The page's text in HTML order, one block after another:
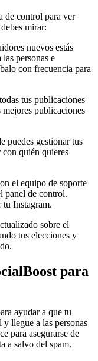
de control para ver
mirar:
nuevos estás
personas e
con frecuencia para
tus publicaciones
publicaciones
puedes gestionar tus
con quién quieres
el equipo de soporte
panel de control.
tu Instagram.
sobre el
tus elecciones y
para
ayudar a que tu
y llegue a las personas
para asegurarse de
a salvo del spam.